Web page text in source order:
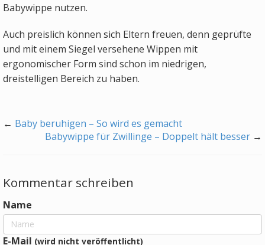
Babywippe nutzen.
Auch preislich können sich Eltern freuen, denn geprüfte
und mit einem Siegel versehene Wippen mit
ergonomischer Form sind schon im niedrigen,
dreistelligen Bereich zu haben.
← Baby beruhigen – So wird es gemacht
Babywippe für Zwillinge – Doppelt hält besser →
Kommentar schreiben
Name
E-Mail (wird nicht veröffentlicht)